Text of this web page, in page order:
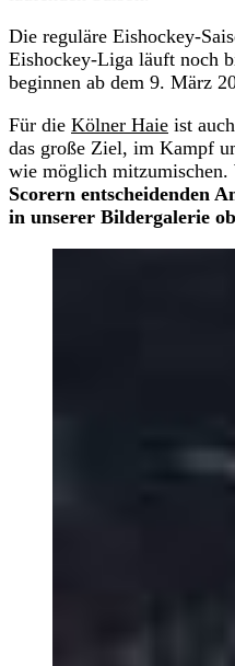
Die reguläre Eishockey-
Eishockey-Liga läuft noch
beginnen ab dem 9. März
Für die Kölner Haie ist
das große Ziel, im Kampf
wie möglich mitzumischen.
Scorern entscheidenden
in unserer Bildergalerie